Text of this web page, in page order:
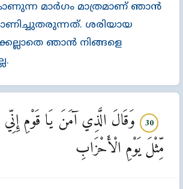
മാര്‍ഗം മാത്രമാണ്‌ ഞാന്‍
ശരിയായ
ഞാന്‍ നിങ്ങളെ
30
وَقَالَ الَّذِي آمَنَ يَا قَوْمِ
مِّثْلَ يَوْمِ الْأَحْزَابِ